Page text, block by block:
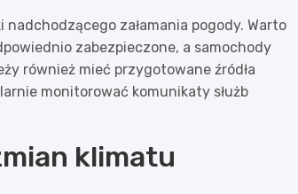
załamania pogody. Warto
zabezpieczone, a samochody
również mieć przygotowane źródła
monitorować komunikaty służb
klimatu